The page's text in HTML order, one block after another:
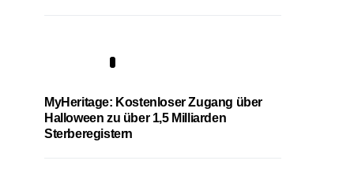
MyHeritage: Kostenloser Zugang über
Halloween zu über 1,5 Milliarden
Sterberegistern